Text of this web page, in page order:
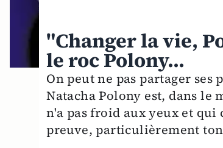
"Changer la vie,
le roc Polony...
On peut ne pas partager
Natacha Polony est, dans le
n'a pas froid aux yeux et
preuve, particulièrement